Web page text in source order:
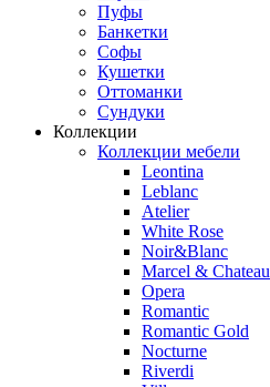
Пуфы
Банкетки
Софы
Кушетки
Оттоманки
Сундуки
Коллекции
Коллекции мебели
Leontina
Leblanc
Аtelier
White Rose
Noir&Blanc
Marcel & Chateau
Opera
Romantic
Romantic Gold
Nocturne
Riverdi